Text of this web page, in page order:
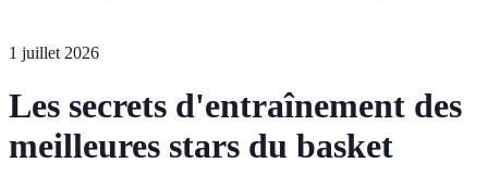
1 juillet 2026
Les secrets d'entraînement des
meilleures stars du basket